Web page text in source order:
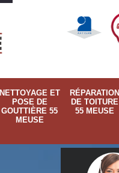
NETTOYAGE ET
POSE DE
GOUTTIÈRE 55
MEUSE
RÉPARATION
DE TOITURE
55 MEUSE